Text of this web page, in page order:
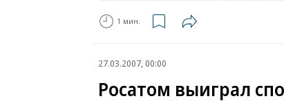
1 мин.
27.03.2007, 00:00
Росатом выиграл